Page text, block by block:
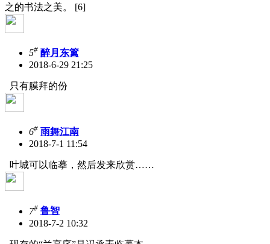
之的书法之美。 [6]
5# 醉月东篱
2018-6-29 21:25
只有膜拜的份
6# 雨舞江南
2018-7-1 11:54
叶城可以临摹，然后发来欣赏……
7# 鲁智
2018-7-2 10:32